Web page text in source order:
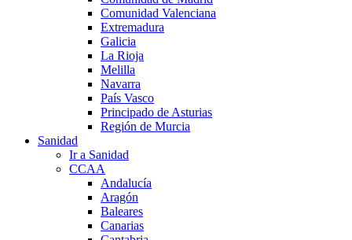
Comunidad Valenciana
Extremadura
Galicia
La Rioja
Melilla
Navarra
País Vasco
Principado de Asturias
Región de Murcia
Sanidad
Ir a Sanidad
CCAA
Andalucía
Aragón
Baleares
Canarias